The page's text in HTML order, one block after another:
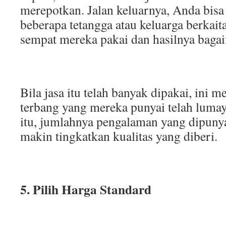
merepotkan. Jalan keluarnya, Anda
beberapa tetangga atau keluarga
sempat mereka pakai dan hasilnya
Bila jasa itu telah banyak dipakai, ini
terbang yang mereka punyai telah
itu, jumlahnya pengalaman yang
makin tingkatkan kualitas yang diberi.
5. Pilih Harga Standard